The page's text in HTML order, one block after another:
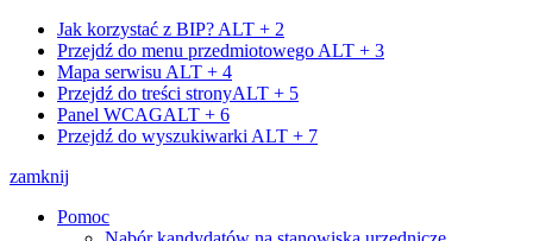
Jak korzystać z BIP? ALT + 2
Przejdź do menu przedmiotowego ALT + 3
Mapa serwisu ALT + 4
Przejdź do treści stronyALT + 5
Panel WCAGALT + 6
Przejdź do wyszukiwarki ALT + 7
zamknij
Pomoc